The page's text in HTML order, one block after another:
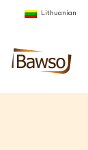
Pereiti
Lithuanian